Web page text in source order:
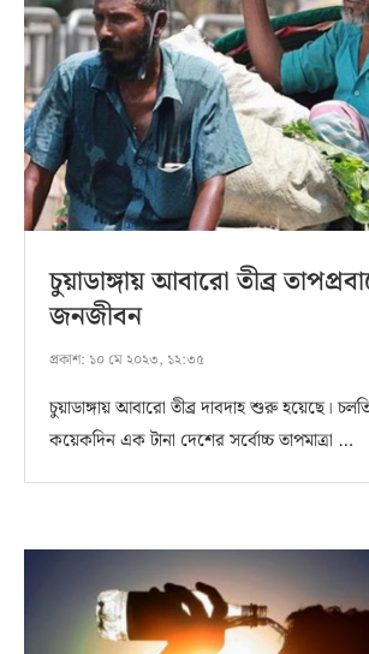
চুয়াডাঙ্গায় আবারো তীব্র
জনজীবন
প্রকাশ: ১০ মে ২০২৩, ১২:৩৫
চুয়াডাঙ্গায় আবারো তীব্র দাবদাহ শুরু হয়েছে।
কয়েকদিন এক টানা দেশের সর্বোচ্চ তাপমাত্রা …